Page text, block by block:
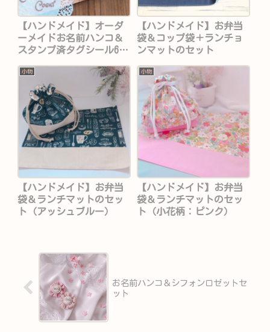
【ハンドメイド】オーダ
ーメイドお名前ハンコ＆
スタンプ済タグシール6枚
【ハンドメイド】お弁当
袋＆コップ袋＋ランチョ
ンマットのセット
小物
【ハンドメイド】お弁当
袋＆ランチマットのセッ
ト（アッシュブルー）
小物
【ハンドメイド】お弁当
袋＆ランチマットのセッ
ト（小花柄：ピンク）
お名前ハンコ＆シフォンロゼットセ
ット